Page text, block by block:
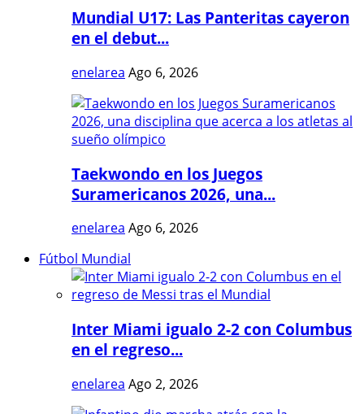
Mundial U17: Las Panteritas cayeron
en el debut...
enelarea Ago 6, 2026
Taekwondo en los Juegos
Suramericanos 2026, una...
enelarea Ago 6, 2026
Fútbol Mundial
Inter Miami igualo 2-2 con Columbus
en el regreso...
enelarea Ago 2, 2026